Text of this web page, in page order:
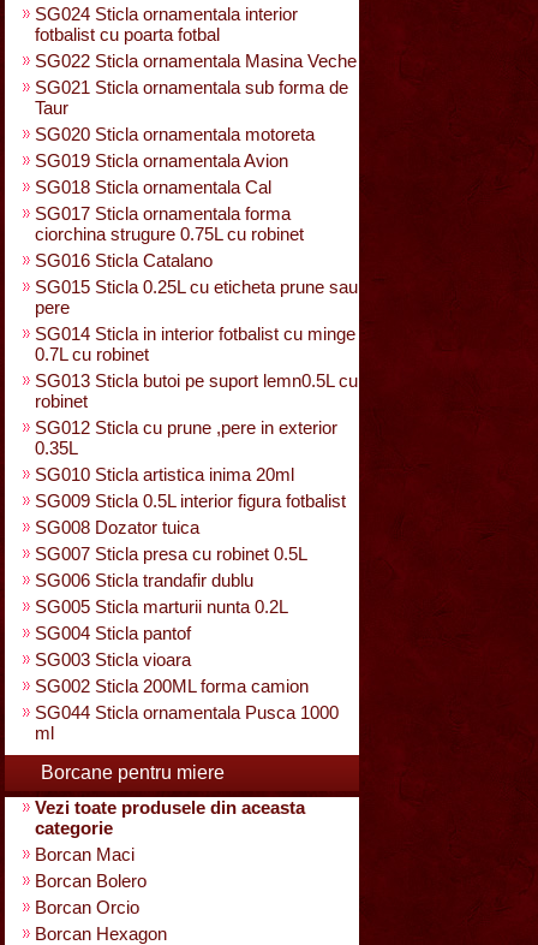
SG024 Sticla ornamentala interior
fotbalist cu poarta fotbal
SG022 Sticla ornamentala Masina Veche
SG021 Sticla ornamentala sub forma de
Taur
SG020 Sticla ornamentala motoreta
SG019 Sticla ornamentala Avion
SG018 Sticla ornamentala Cal
SG017 Sticla ornamentala forma
ciorchina strugure 0.75L cu robinet
SG016 Sticla Catalano
SG015 Sticla 0.25L cu eticheta prune sau
pere
SG014 Sticla in interior fotbalist cu minge
0.7L cu robinet
SG013 Sticla butoi pe suport lemn0.5L cu
robinet
SG012 Sticla cu prune ,pere in exterior
0.35L
SG010 Sticla artistica inima 20ml
SG009 Sticla 0.5L interior figura fotbalist
SG008 Dozator tuica
SG007 Sticla presa cu robinet 0.5L
SG006 Sticla trandafir dublu
SG005 Sticla marturii nunta 0.2L
SG004 Sticla pantof
SG003 Sticla vioara
SG002 Sticla 200ML forma camion
SG044 Sticla ornamentala Pusca 1000
ml
Borcane pentru miere
Vezi toate produsele din aceasta
categorie
Borcan Maci
Borcan Bolero
Borcan Orcio
Borcan Hexagon